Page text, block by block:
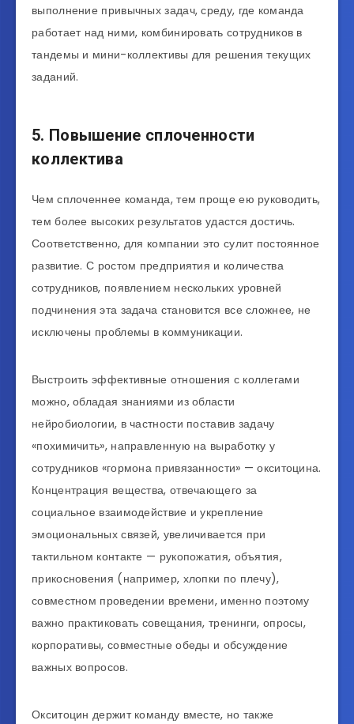
выполнение привычных задач, среду, где команда
работает над ними, комбинировать сотрудников в
тандемы и мини-коллективы для решения текущих
заданий.
5. Повышение сплоченности
коллектива
Чем сплоченнее команда, тем проще ею руководить,
тем более высоких результатов удастся достичь.
Соответственно, для компании это сулит постоянное
развитие. С ростом предприятия и количества
сотрудников, появлением нескольких уровней
подчинения эта задача становится все сложнее, не
исключены проблемы в коммуникации.
Выстроить эффективные отношения с коллегами
можно, обладая знаниями из области
нейробиологии, в частности поставив задачу
«похимичить», направленную на выработку у
сотрудников «гормона привязанности» — окситоцина.
Концентрация вещества, отвечающего за
социальное взаимодействие и укрепление
эмоциональных связей, увеличивается при
тактильном контакте — рукопожатия, объятия,
прикосновения (например, хлопки по плечу),
совместном проведении времени, именно поэтому
важно практиковать совещания, тренинги, опросы,
корпоративы, совместные обеды и обсуждение
важных вопросов.
Окситоцин держит команду вместе, но также